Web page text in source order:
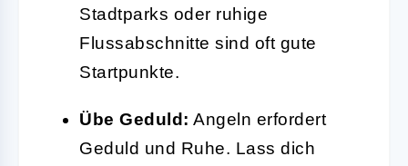
Stadtparks oder ruhige
Flussabschnitte sind oft gute
Startpunkte.
Übe Geduld: Angeln erfordert
Geduld und Ruhe. Lass dich